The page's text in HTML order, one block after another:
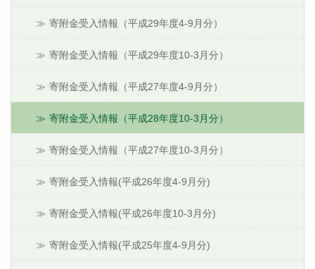
寄附金受入情報（平成29年度4-9月分）
寄附金受入情報（平成29年度10-3月分）
寄附金受入情報（平成27年度4-9月分）
寄附金受入情報（平成28年度10-3月分）
寄附金受入情報（平成27年度10-3月分）
寄附金受入情報(平成26年度4-9月分)
寄附金受入情報(平成26年度10-3月分)
寄附金受入情報(平成25年度4-9月分)